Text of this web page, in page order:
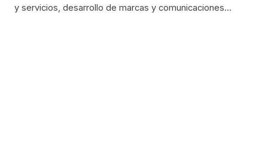
y servicios, desarrollo de marcas y comunicaciones…